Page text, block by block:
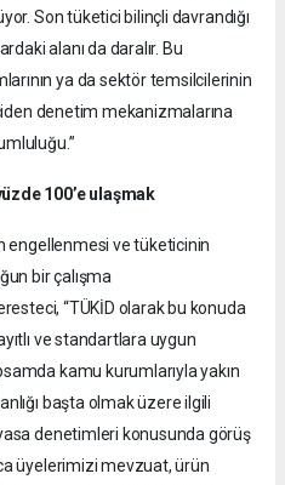
Son tüketici bilinçli davrandığı
alanı da daralır. Bu
ya da sektör temsilcilerinin
denetim mekanizmalarına
100’e ulaşmak
engellenmesi ve tüketicinin
bir çalışma
“TÜKİD olarak bu konuda
ve standartlara uygun
kamu kurumlarıyla yakın
başta olmak üzere ilgili
denetimleri konusunda görüş
üyelerimizi mevzuat, ürün